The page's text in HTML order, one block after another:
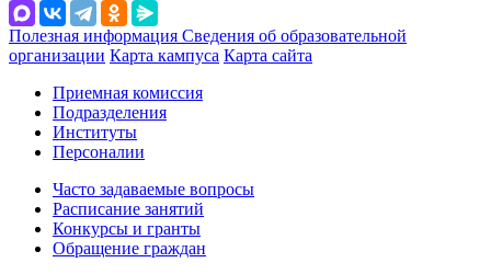
Полезная информация Сведения об образовательной
организации Карта кампуса Карта сайта
Приемная комиссия
Подразделения
Институты
Персоналии
Часто задаваемые вопросы
Расписание занятий
Конкурсы и гранты
Обращение граждан